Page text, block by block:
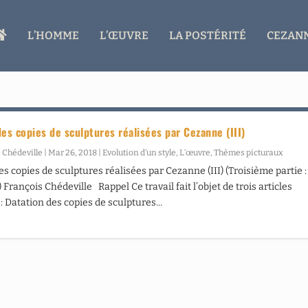
A
L’HOMME L’ŒUVRE LA POSTÉRITÉ
copies de sculptures réalisées par Cezanne (III)
|Mar 26, 2018 |Evolution d’un style,L’œuvre,Thèmes picturaux
copies de sculptures réalisées par Cezanne (III) (Troisième partie :
François Chédeville Rappel Ce travail fait l’objet de trois articles
Datation des copies de sculptures...